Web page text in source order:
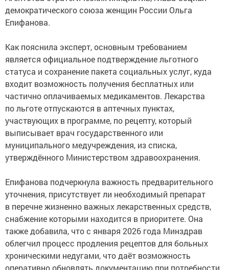
демократического союза женщин России Ольга
Епифанова.
Как пояснила эксперт, основным требованием
является официальное подтверждение льготного
статуса и сохранение пакета социальных услуг, куда
входит возможность получения бесплатных или
частично оплачиваемых медикаментов. Лекарства
по льготе отпускаются в аптечных пунктах,
участвующих в программе, по рецепту, который
выписывает врач государственного или
муниципального медучреждения, из списка,
утверждённого Министерством здравоохранения.
Епифанова подчеркнула важность предварительного
уточнения, присутствует ли необходимый препарат
в перечне жизненно важных лекарственных средств,
снабжение которыми находится в приоритете. Она
также добавила, что с января 2026 года Минздрав
облегчил процесс продления рецептов для больных
хроническими недугами, что даёт возможность
оперативно обновлять документацию при потребности.